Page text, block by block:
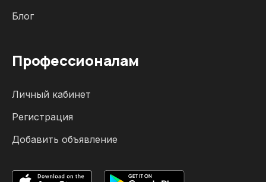
Блог
Профессионалам
Личный кабинет
Регистрация
Добавить объявление